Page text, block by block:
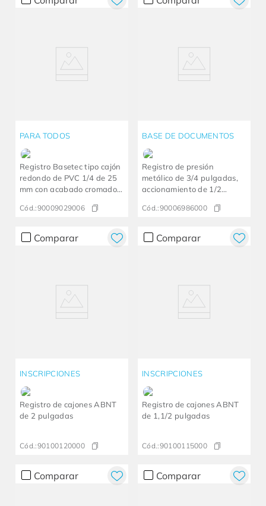
PARA TODOS
Registro Basetec tipo cajón
redondo de PVC 1/4 de 25
mm con acabado cromado
Cód.:90009029006
BASE DE DOCUMENTOS
Registro de presión
metálico de 3/4 pulgadas,
accionamiento de 1/2
sentido de las agujas del
Cód.:90006986000
Comparar
INSCRIPCIONES
Registro de cajones ABNT
de 2 pulgadas
Cód.:90100120000
Comparar
INSCRIPCIONES
Registro de cajones ABNT
de 1,1/2 pulgadas
Cód.:90100115000
Comparar Comparar